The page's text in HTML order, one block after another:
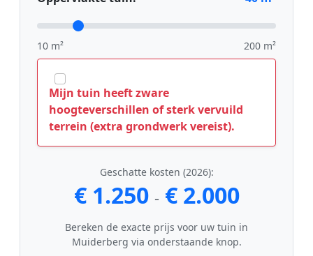
10 m² 200 m²
Mijn tuin heeft zware
hoogteverschillen of sterk vervuild
terrein (extra grondwerk vereist).
Geschatte kosten (2026):
€ 1.250 - € 2.000
Bereken de exacte prijs voor uw tuin in
Muiderberg via onderstaande knop.